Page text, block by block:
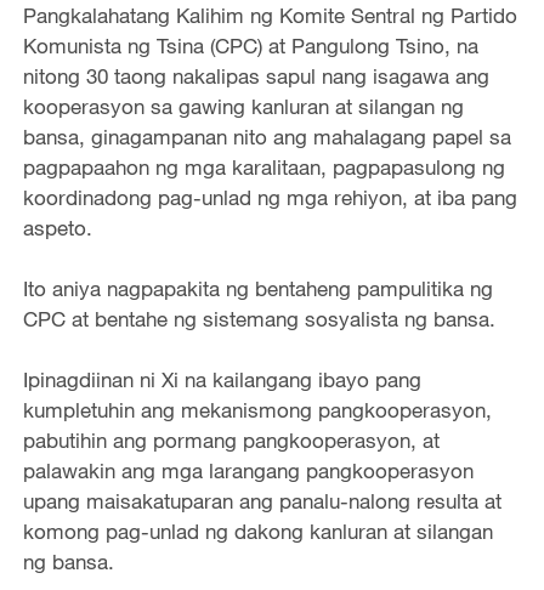
Pangkalahatang Kalihim ng Komite Sentral ng Partido
Komunista ng Tsina (CPC) at Pangulong Tsino, na
nitong 30 taong nakalipas sapul nang isagawa ang
kooperasyon sa gawing kanluran at silangan ng
bansa, ginagampanan nito ang mahalagang papel sa
pagpapaahon ng mga karalitaan, pagpapasulong ng
koordinadong pag-unlad ng mga rehiyon, at iba pang
aspeto.
Ito aniya nagpapakita ng bentaheng pampulitika ng
CPC at bentahe ng sistemang sosyalista ng bansa.
Ipinagdiinan ni Xi na kailangang ibayo pang
kumpletuhin ang mekanismong pangkooperasyon,
pabutihin ang pormang pangkooperasyon, at
palawakin ang mga larangang pangkooperasyon
upang maisakatuparan ang panalu-nalong resulta at
komong pag-unlad ng dakong kanluran at silangan
ng bansa.